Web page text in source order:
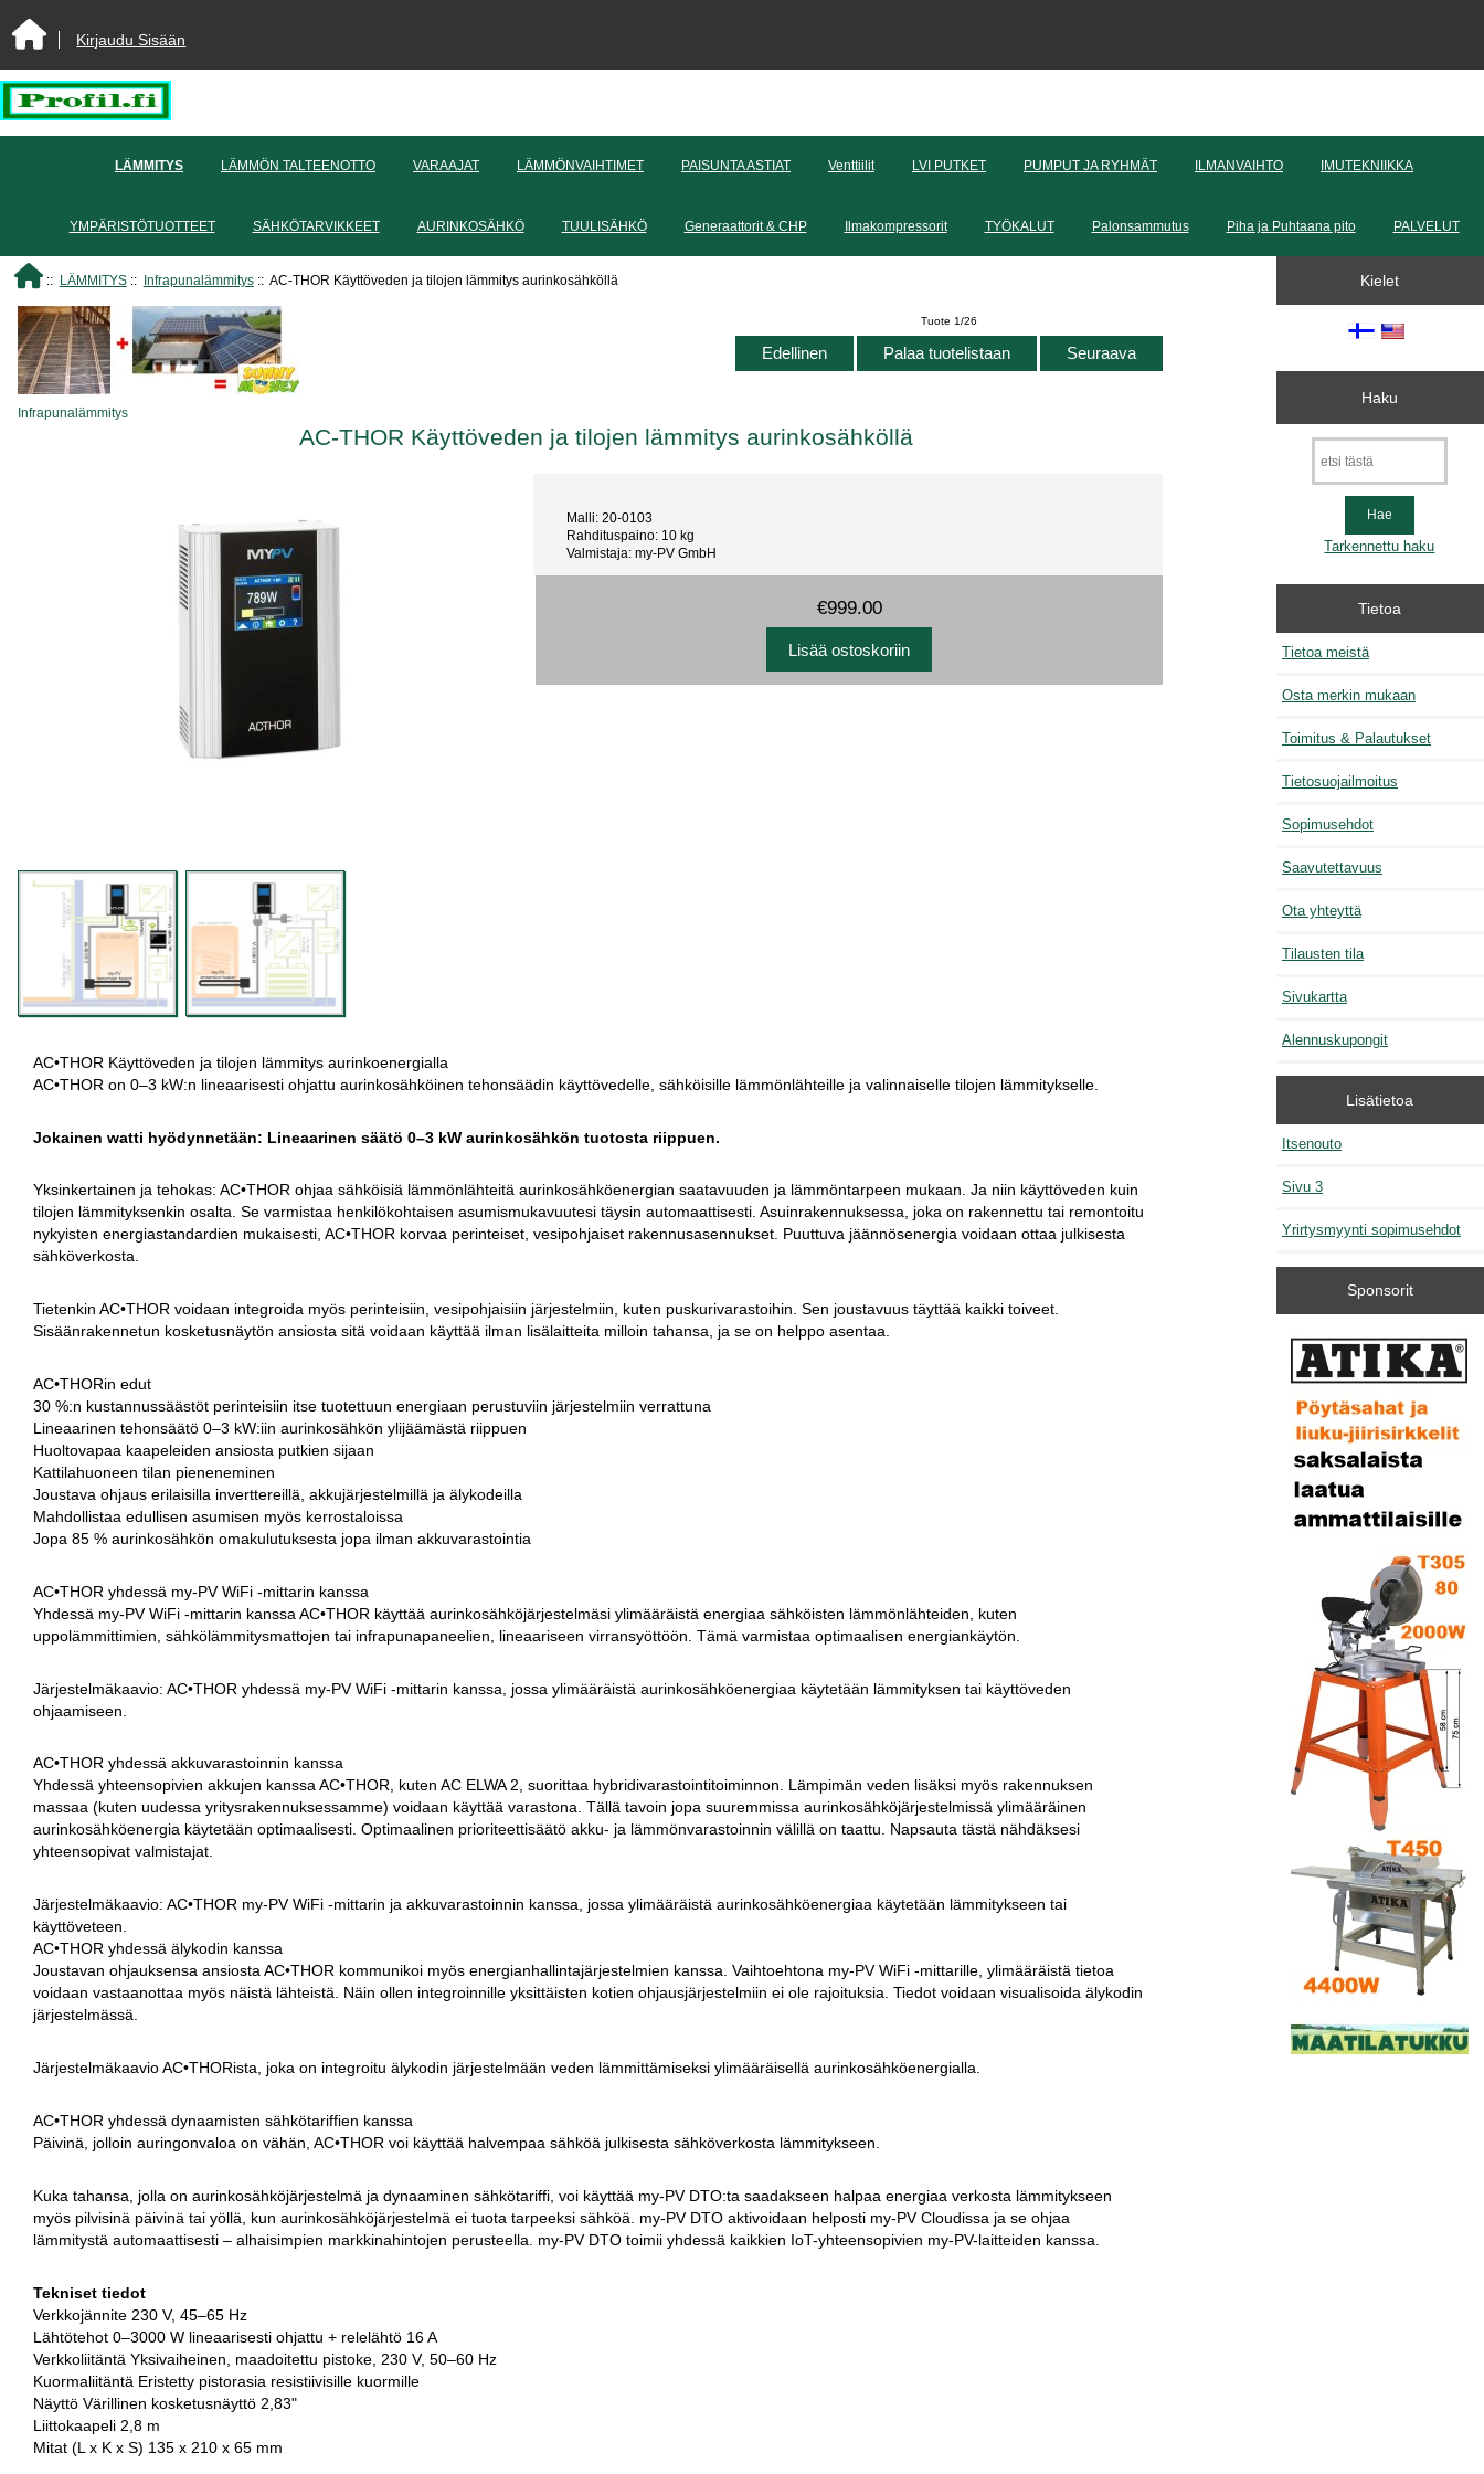
Kirjaudu Sisään
LÄMMITYS LÄMMÖN TALTEENOTTO VARAAJAT LÄMMÖNVAIHTIMET PAISUNTA ASTIAT Venttiilit LVI PUTKET PUMPUT JA RYHMÄT ILMANVAIHTO IMUTEKNIIKKA
YMPÄRISTÖTUOTTEET SÄHKÖTARVIKKEET AURINKOSÄHKÖ TUULISÄHKÖ Generaattorit & CHP Ilmakompressorit TYÖKALUT Palonsammutus Piha ja Puhtaana pito PALVELUT
:: LÄMMITYS:: Infrapunalämmitys:: AC-THOR Käyttöveden ja tilojen lämmitys aurinkosähköllä
Infrapunalämmitys
Tuote 1/26
Edellinen Palaa tuotelistaan Seuraava
AC-THOR Käyttöveden ja tilojen lämmitys aurinkosähköllä
Malli: 20-0103
Rahdituspaino: 10 kg
Valmistaja: my-PV GmbH
€999.00
AC•THOR Käyttöveden ja tilojen lämmitys aurinkoenergialla
AC•THOR on 0–3 kW:n lineaarisesti ohjattu aurinkosähköinen tehonsäädin käyttövedelle, sähköisille lämmönlähteille ja valinnaiselle tilojen lämmitykselle.
Jokainen watti hyödynnetään: Lineaarinen säätö 0–3 kW aurinkosähkön tuotosta riippuen.
Yksinkertainen ja tehokas: AC•THOR ohjaa sähköisiä lämmönlähteitä aurinkosähköenergian saatavuuden ja lämmöntarpeen mukaan. Ja niin käyttöveden kuin
tilojen lämmityksenkin osalta. Se varmistaa henkilökohtaisen asumismukavuutesi täysin automaattisesti. Asuinrakennuksessa, joka on rakennettu tai remontoitu
nykyisten energiastandardien mukaisesti, AC•THOR korvaa perinteiset, vesipohjaiset rakennusasennukset. Puuttuva jäännösenergia voidaan ottaa julkisesta
sähköverkosta.
Tietenkin AC•THOR voidaan integroida myös perinteisiin, vesipohjaisiin järjestelmiin, kuten puskurivarastoihin. Sen joustavuus täyttää kaikki toiveet.
Sisäänrakennetun kosketusnäytön ansiosta sitä voidaan käyttää ilman lisälaitteita milloin tahansa, ja se on helppo asentaa.
AC•THORin edut
30 %:n kustannussäästöt perinteisiin itse tuotettuun energiaan perustuviin järjestelmiin verrattuna
Lineaarinen tehonsäätö 0–3 kW:iin aurinkosähkön ylijäämästä riippuen
Huoltovapaa kaapeleiden ansiosta putkien sijaan
Kattilahuoneen tilan pieneneminen
Joustava ohjaus erilaisilla inverttereillä, akkujärjestelmillä ja älykodeilla
Mahdollistaa edullisen asumisen myös kerrostaloissa
Jopa 85 % aurinkosähkön omakulutuksesta jopa ilman akkuvarastointia
AC•THOR yhdessä my-PV WiFi -mittarin kanssa
Yhdessä my-PV WiFi -mittarin kanssa AC•THOR käyttää aurinkosähköjärjestelmäsi ylimääräistä energiaa sähköisten lämmönlähteiden, kuten
uppolämmittimien, sähkölämmitysmattojen tai infrapunapaneelien, lineaariseen virransyöttöön. Tämä varmistaa optimaalisen energiankäytön.
Järjestelmäkaavio: AC•THOR yhdessä my-PV WiFi -mittarin kanssa, jossa ylimääräistä aurinkosähköenergiaa käytetään lämmityksen tai käyttöveden
ohjaamiseen.
AC•THOR yhdessä akkuvarastoinnin kanssa
Yhdessä yhteensopivien akkujen kanssa AC•THOR, kuten AC ELWA 2, suorittaa hybridivarastointitoiminnon. Lämpimän veden lisäksi myös rakennuksen
massaa (kuten uudessa yritysrakennuksessamme) voidaan käyttää varastona. Tällä tavoin jopa suuremmissa aurinkosähköjärjestelmissä ylimääräinen
aurinkosähköenergia käytetään optimaalisesti. Optimaalinen prioriteettisäätö akku- ja lämmönvarastoinnin välillä on taattu. Napsauta tästä nähdäksesi
yhteensopivat valmistajat.
Järjestelmäkaavio: AC•THOR my-PV WiFi -mittarin ja akkuvarastoinnin kanssa, jossa ylimääräistä aurinkosähköenergiaa käytetään lämmitykseen tai
käyttöveteen.
AC•THOR yhdessä älykodin kanssa
Joustavan ohjauksensa ansiosta AC•THOR kommunikoi myös energianhallintajärjestelmien kanssa. Vaihtoehtona my-PV WiFi -mittarille, ylimääräistä tietoa
voidaan vastaanottaa myös näistä lähteistä. Näin ollen integroinnille yksittäisten kotien ohjausjärjestelmiin ei ole rajoituksia. Tiedot voidaan visualisoida älykodin
järjestelmässä.
Järjestelmäkaavio AC•THORista, joka on integroitu älykodin järjestelmään veden lämmittämiseksi ylimääräisellä aurinkosähköenergialla.
AC•THOR yhdessä dynaamisten sähkötariffien kanssa
Päivinä, jolloin auringonvaloa on vähän, AC•THOR voi käyttää halvempaa sähköä julkisesta sähköverkosta lämmitykseen.
Kuka tahansa, jolla on aurinkosähköjärjestelmä ja dynaaminen sähkötariffi, voi käyttää my-PV DTO:ta saadakseen halpaa energiaa verkosta lämmitykseen
myös pilvisinä päivinä tai yöllä, kun aurinkosähköjärjestelmä ei tuota tarpeeksi sähköä. my-PV DTO aktivoidaan helposti my-PV Cloudissa ja se ohjaa
lämmitystä automaattisesti – alhaisimpien markkinahintojen perusteella. my-PV DTO toimii yhdessä kaikkien IoT-yhteensopivien my-PV-laitteiden kanssa.
Tekniset tiedot
Verkkojännite 230 V, 45–65 Hz
Lähtötehot 0–3000 W lineaarisesti ohjattu + relelähtö 16 A
Verkkoliitäntä Yksivaiheinen, maadoitettu pistoke, 230 V, 50–60 Hz
Kuormaliitäntä Eristetty pistorasia resistiivisille kuormille
Näyttö Värillinen kosketusnäyttö 2,83"
Liittokaapeli 2,8 m
Mitat (L x K x S) 135 x 210 x 65 mm
Kielet
Haku
Tarkennettu haku
Tietoa
Tietoa meistä
Osta merkin mukaan
Toimitus & Palautukset
Tietosuojailmoitus
Sopimusehdot
Saavutettavuus
Ota yhteyttä
Tilausten tila
Sivukartta
Alennuskupongit
Lisätietoa
Itsenouto
Sivu 3
Yrirtysmyynti sopimusehdot
Sponsorit